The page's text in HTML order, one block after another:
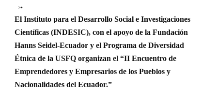
-->
El Instituto para el Desarrollo Social e Investigaciones
Científicas (INDESIC), con el apoyo de la Fundación
Hanns Seidel-Ecuador y el Programa de Diversidad
Étnica de la USFQ organizan el “II Encuentro de
Emprendedores y Empresarios de los Pueblos y
Nacionalidades del Ecuador.”